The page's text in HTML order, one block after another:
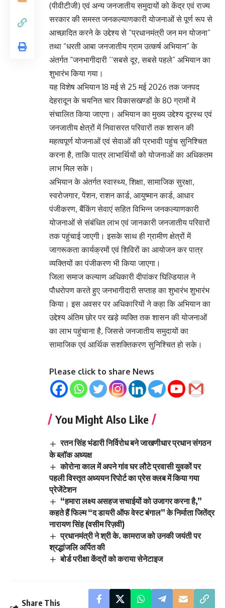
(पीवीटीजी) एवं अन्य जनजातीय समुदायों को केंद्र एवं राज्य
सरकार की समस्त जनकल्याणकारी योजनाओं से पूर्ण रूप से
आच्छादित करने के उद्देश्य से “प्रधानमंत्री जन मन योजना”
तथा “धरती आबा जनजातीय ग्राम उत्कर्ष अभियान” के
अंतर्गत “जनभागीदारी ‘‘सबसे दूर, सबसे पहले” अभियान का
शुभारंभ किया गया।
यह विशेष अभियान 18 मई से 25 मई 2026 तक जनपद
देहरादून के चयनित चार विकासखण्डों के 80 ग्रामों में
संचालित किया जाएगा। अभियान का मुख्य उद्देश्य दूरस्थ एवं
जनजातीय क्षेत्रों में निवासरत परिवारों तक शासन की
महत्वपूर्ण योजनाओं एवं सेवाओं की प्रभावी पहुंच सुनिश्चित
करना है, ताकि पात्र लाभार्थियों को योजनाओं का अधिकतम
लाभ मिल सके।
अभियान के अंतर्गत स्वास्थ्य, शिक्षा, सामाजिक सुरक्षा,
स्वरोजगार, पेंशन, राशन कार्ड, आयुष्मान कार्ड, आधार
पंजीकरण, बैंकिंग सेवाएं सहित विभिन्न जनकल्याणकारी
योजनाओं से संबंधित लाभ एवं जानकारी जनजातीय परिवारों
तक पहुंचाई जाएगी। इसके साथ ही ग्रामीण क्षेत्रों में
जागरूकता कार्यक्रमों एवं शिविरों का आयोजन कर पात्र
व्यक्तियों का पंजीकरण भी किया जाएगा।
जिला समाज कल्याण अधिकारी दीपांकर घिल्डियाल ने
पौधरोपण करते हुए जनभागीदारी सप्ताह का शुभारंभ शुभारंभ
किया। इस अवसर पर अधिकारियों ने कहा कि अभियान का
उद्देश्य अंतिम छोर पर खड़े व्यक्ति तक शासन की योजनाओं
का लाभ पहुंचाना है, जिससे जनजातीय समुदायों का
सामाजिक एवं आर्थिक सशक्तिकरण सुनिश्चित हो सके।
Please click to share News
You Might Also Like
रतन सिंह भंडारी निर्विरोध बने जाखणीधार प्रधान संगठन
के ब्लॉक अध्यक्ष
कोरोना काल में अपने गांव घर लौटे प्रवासी युवकों पर
पहली विस्तृत अध्ययन रिपोर्ट का प्रेस क्लब में किया गया
प्रेजेंटेशन
“हमारा लक्ष्य असहज सचाईयों को उजागर करना है,”
कहते हैं फिल्म “द डायरी ऑफ वेस्ट बंगाल” के निर्माता जितेंद्र
नारायण सिंह (वसीम रिज़वी)
प्रधानमंत्री ने श्री के. कामराज को उनकी जयंती पर
श्रद्धांजलि अर्पित की
बोर्ड परीक्षा केंद्रों को कराया सेनेटाइज
Share This